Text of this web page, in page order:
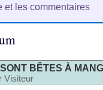
et les commentaires
BÊTES À
Visiteur